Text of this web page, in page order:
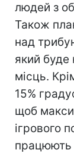
людей з
Також
над
який буде
місць.
15%
щоб
ігрового
працюють